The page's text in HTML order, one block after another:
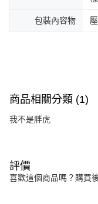
包裝內容物
商品相關分類 (1)
我不是胖虎
評價
喜歡這個商品嗎？購買